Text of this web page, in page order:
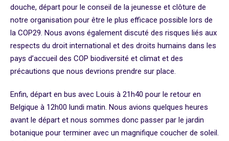
douche, départ pour le conseil de la jeunesse et clôture de
notre organisation pour être le plus efficace possible lors de
la COP29. Nous avons également discuté des risques liés aux
respects du droit international et des droits humains dans les
pays d’accueil des COP biodiversité et climat et des
précautions que nous devrions prendre sur place.
Enfin, départ en bus avec Louis à 21h40 pour le retour en
Belgique à 12h00 lundi matin. Nous avions quelques heures
avant le départ et nous sommes donc passer par le jardin
botanique pour terminer avec un magnifique coucher de soleil.